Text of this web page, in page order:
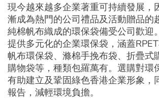
現今越來越多企業著重可持續發展，
漸成為熱門的公司禮品及活動贈品的
純棉帆布織成的環保袋備受公司歡迎
提供多元化的企業環保袋，涵蓋RPET
帆布環保袋、滌棉手挽布袋、折疊式
購物袋等，種類包羅萬有。選購對環
有助建立及鞏固綠色香港企業形象，
報告，減輕環境負擔。